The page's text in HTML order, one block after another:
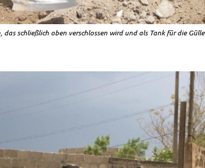
schließlich oben verschlossen wird und als Tank für die